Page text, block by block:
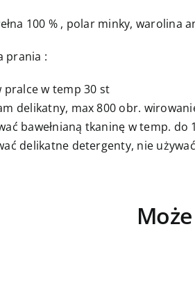
100 % , polar minky, warolina
prania :
pralce w temp 30 st
delikatny, max 800 obr.
bawełnianą tkaninę w temp. do
delikatne detergenty, nie